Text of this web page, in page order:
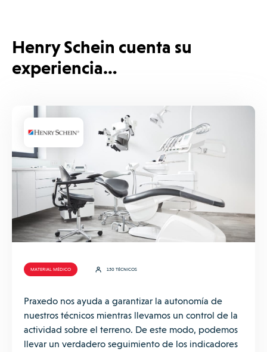
Henry Schein cuenta su
experiencia…
MATERIAL MÉDICO 150 TÉCNICOS
Praxedo nos ayuda a garantizar la autonomía de
nuestros técnicos mientras llevamos un control de la
actividad sobre el terreno. De este modo, podemos
llevar un verdadero seguimiento de los indicadores